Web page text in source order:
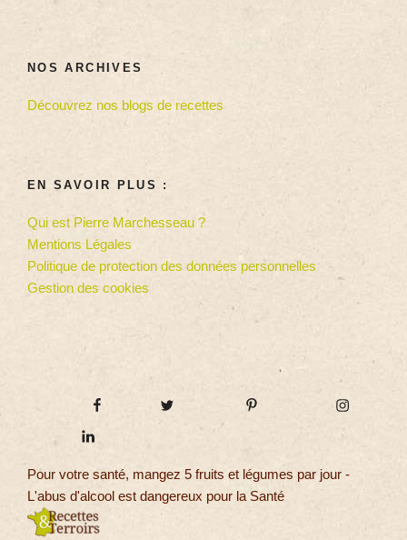
NOS ARCHIVES
Découvrez nos blogs de recettes
EN SAVOIR PLUS :
Qui est Pierre Marchesseau ?
Mentions Légales
Politique de protection des données personnelles
Gestion des cookies
Pour votre santé, mangez 5 fruits et légumes par jour -
L'abus d'alcool est dangereux pour la Santé